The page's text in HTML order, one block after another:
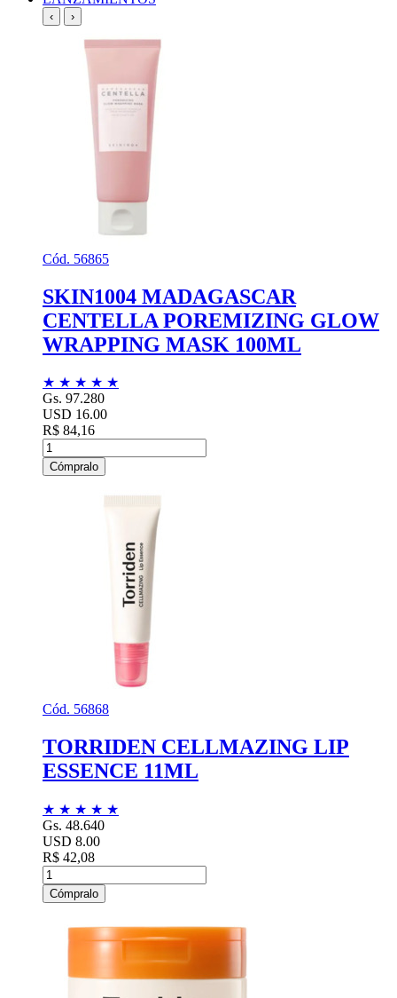
‹ ›
Cód. 56865
SKIN1004 MADAGASCAR
CENTELLA POREMIZING GLOW
WRAPPING MASK 100ML
★ ★ ★ ★ ★
Gs. 97.280
USD 16.00
R$ 84,16
Cómpralo
Cód. 56868
TORRIDEN CELLMAZING LIP
ESSENCE 11ML
★ ★ ★ ★ ★
Gs. 48.640
USD 8.00
R$ 42,08
Cómpralo